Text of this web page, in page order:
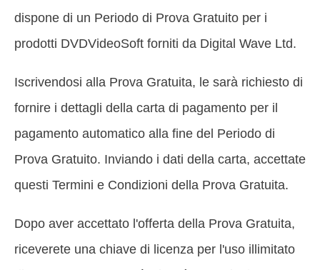
dispone di un Periodo di Prova Gratuito per i
prodotti DVDVideoSoft forniti da Digital Wave Ltd.
Iscrivendosi alla Prova Gratuita, le sarà richiesto di
fornire i dettagli della carta di pagamento per il
pagamento automatico alla fine del Periodo di
Prova Gratuito. Inviando i dati della carta, accettate
questi Termini e Condizioni della Prova Gratuita.
Dopo aver accettato l'offerta della Prova Gratuita,
riceverete una chiave di licenza per l'uso illimitato